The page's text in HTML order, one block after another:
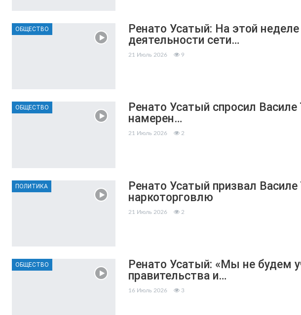
ОБЩЕСТВО
Ренато Усатый: На этой
деятельности сети…
21 Июль 2026 9
ОБЩЕСТВО
Ренато Усатый спросил
намерен…
21 Июль 2026 2
ПОЛИТИКА
Ренато Усатый призвал
наркоторговлю
21 Июль 2026 2
ОБЩЕСТВО
Ренато Усатый: «Мы не будем
правительства и…
16 Июль 2026 3